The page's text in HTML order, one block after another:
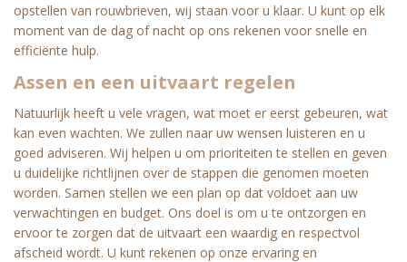
opstellen van rouwbrieven, wij staan voor u klaar. U kunt op elk
moment van de dag of nacht op ons rekenen voor snelle en
efficiënte hulp.
Assen en een uitvaart regelen
Natuurlijk heeft u vele vragen, wat moet er eerst gebeuren, wat
kan even wachten. We zullen naar uw wensen luisteren en u
goed adviseren. Wij helpen u om prioriteiten te stellen en geven
u duidelijke richtlijnen over de stappen die genomen moeten
worden. Samen stellen we een plan op dat voldoet aan uw
verwachtingen en budget. Ons doel is om u te ontzorgen en
ervoor te zorgen dat de uitvaart een waardig en respectvol
afscheid wordt. U kunt rekenen op onze ervaring en